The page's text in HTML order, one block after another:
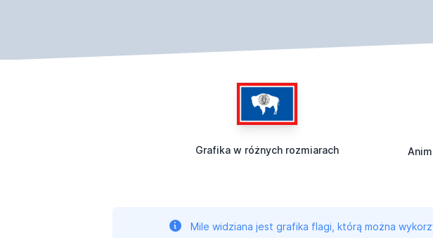
Grafika w różnych rozmiarach
Mile widziana jest grafika flagi, którą można